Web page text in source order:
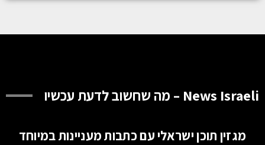
News Israeli – מה שחשוב לדעת עכשיו
מגזין תוכן ישראלי עם כתבות מעניינות במיוחד